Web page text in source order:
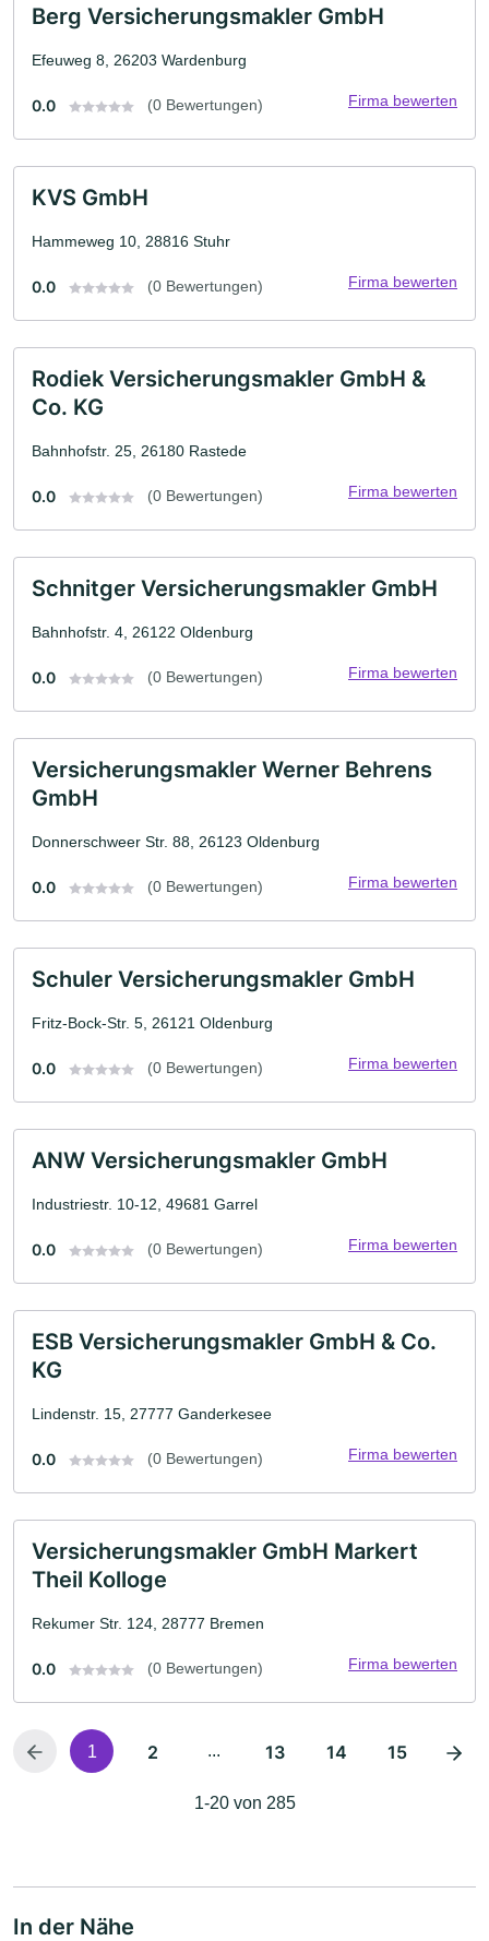
Berg Versicherungsmakler GmbH
Efeuweg 8, 26203 Wardenburg
0.0 (0 Bewertungen) Firma bewerten
KVS GmbH
Hammeweg 10, 28816 Stuhr
0.0 (0 Bewertungen) Firma bewerten
Rodiek Versicherungsmakler GmbH &
Co. KG
Bahnhofstr. 25, 26180 Rastede
0.0 (0 Bewertungen) Firma bewerten
Schnitger Versicherungsmakler GmbH
Bahnhofstr. 4, 26122 Oldenburg
0.0 (0 Bewertungen) Firma bewerten
Versicherungsmakler Werner Behrens
GmbH
Donnerschweer Str. 88, 26123 Oldenburg
0.0 (0 Bewertungen) Firma bewerten
Schuler Versicherungsmakler GmbH
Fritz-Bock-Str. 5, 26121 Oldenburg
0.0 (0 Bewertungen) Firma bewerten
ANW Versicherungsmakler GmbH
Industriestr. 10-12, 49681 Garrel
0.0 (0 Bewertungen) Firma bewerten
ESB Versicherungsmakler GmbH & Co.
KG
Lindenstr. 15, 27777 Ganderkesee
0.0 (0 Bewertungen) Firma bewerten
Versicherungsmakler GmbH Markert
Theil Kolloge
Rekumer Str. 124, 28777 Bremen
0.0 (0 Bewertungen) Firma bewerten
1 2 ... 13 14 15
1-20 von 285
In der Nähe